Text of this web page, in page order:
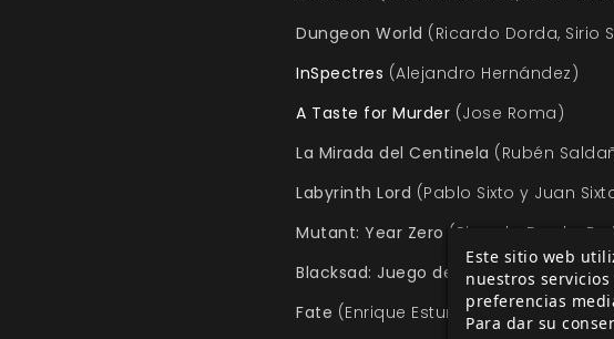
Dungeon World (Ricardo Dorda, Sirio
InSpectres (Alejandro Hernández)
A Taste for Murder (Jose Roma)
La Mirada del Centinela (Rubén
Labyrinth Lord (Pablo Sixto y Juan
Mutant: Year Zero (Ricardo Dorda,
Blacksad: Juego de Rol(Juan Sixto,
Fate (Enrique Esturillo y Juan Sixto)
Este sitio web
nuestros
preferencias
Para dar su